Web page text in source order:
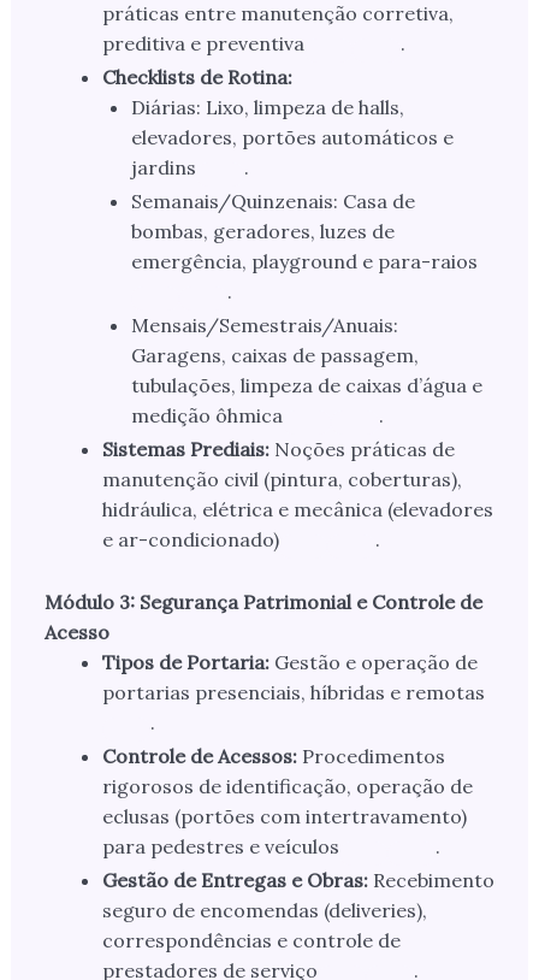
práticas entre manutenção corretiva,
preditiva e preventiva
.
Checklists de Rotina:
Diárias: Lixo, limpeza de halls,
elevadores, portões automáticos e
jardins
.
Semanais/Quinzenais: Casa de
bombas, geradores, luzes de
emergência, playground e para-raios
.
Mensais/Semestrais/Anuais:
Garagens, caixas de passagem,
tubulações, limpeza de caixas d’água e
medição ôhmica
.
Sistemas Prediais:Noções práticas de
manutenção civil (pintura, coberturas),
hidráulica, elétrica e mecânica (elevadores
e ar-condicionado)
.
Módulo 3: Segurança Patrimonial e Controle de
Acesso
Tipos de Portaria:Gestão e operação de
portarias presenciais, híbridas e remotas
.
Controle de Acessos:Procedimentos
rigorosos de identificação, operação de
eclusas (portões com intertravamento)
para pedestres e veículos
.
Gestão de Entregas e Obras:Recebimento
seguro de encomendas (deliveries),
correspondências e controle de
prestadores de serviço
.